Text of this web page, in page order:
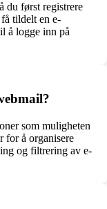
du først registrere
tildelt en e-
å logge inn på
som muligheten
for å organisere
og filtrering av e-